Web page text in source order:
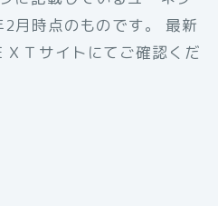
月時点のものです。 最新
Ｔサイトにてご確認くだ